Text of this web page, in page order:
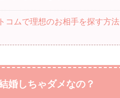
コムで理想のお相手を探す方法
婚しちゃダメなの？